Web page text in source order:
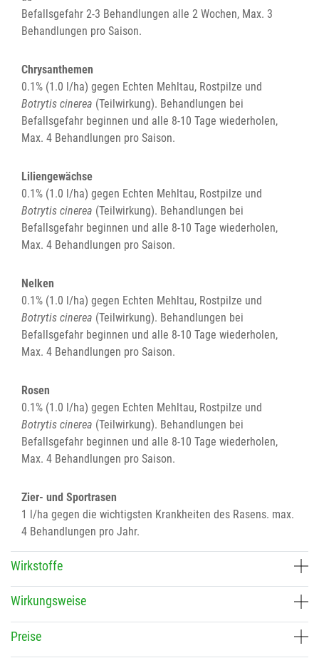
Befallsgefahr 2-3 Behandlungen alle 2 Wochen, Max. 3
Behandlungen pro Saison.
Chrysanthemen
0.1% (1.0 l/ha) gegen Echten Mehltau, Rostpilze und
Botrytis cinerea (Teilwirkung). Behandlungen bei
Befallsgefahr beginnen und alle 8-10 Tage wiederholen,
Max. 4 Behandlungen pro Saison.
Liliengewächse
0.1% (1.0 l/ha) gegen Echten Mehltau, Rostpilze und
Botrytis cinerea (Teilwirkung). Behandlungen bei
Befallsgefahr beginnen und alle 8-10 Tage wiederholen,
Max. 4 Behandlungen pro Saison.
Nelken
0.1% (1.0 l/ha) gegen Echten Mehltau, Rostpilze und
Botrytis cinerea (Teilwirkung). Behandlungen bei
Befallsgefahr beginnen und alle 8-10 Tage wiederholen,
Max. 4 Behandlungen pro Saison.
Rosen
0.1% (1.0 l/ha) gegen Echten Mehltau, Rostpilze und
Botrytis cinerea (Teilwirkung). Behandlungen bei
Befallsgefahr beginnen und alle 8-10 Tage wiederholen,
Max. 4 Behandlungen pro Saison.
Zier- und Sportrasen
1 l/ha gegen die wichtigsten Krankheiten des Rasens. max.
4 Behandlungen pro Jahr.
Wirkstoffe
Wirkungsweise
Preise